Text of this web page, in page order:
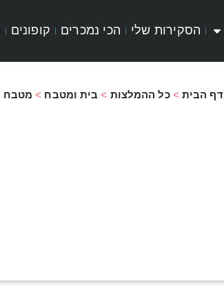
הסקירות שלי הכי נמכרים קופונים
דף הבית >כל ההמלצות > בית ומטבח > מטבח